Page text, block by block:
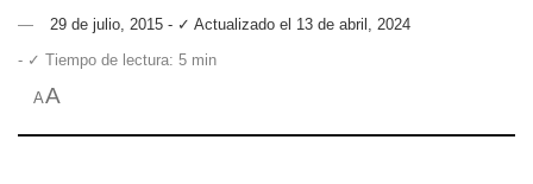
29 de julio, 2015 - ✓ Actualizado el 13 de abril, 2024
- ✓ Tiempo de lectura: 5 min
AA